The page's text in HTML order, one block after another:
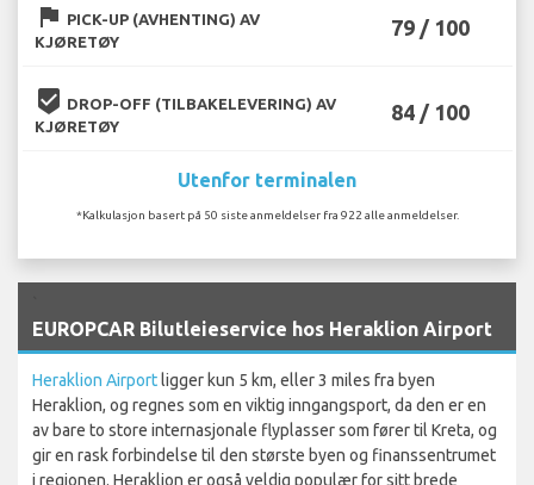
flag PICK-UP (AVHENTING) AV
KJØRETØY
79 / 100
beenhere DROP-OFF (TILBAKELEVERING) AV
KJØRETØY
84 / 100
Utenfor terminalen
*Kalkulasjon basert på 50 siste anmeldelser fra 922 alle anmeldelser.
EUROPCAR Bilutleieservice hos Heraklion Airport
Heraklion Airport ligger kun 5 km, eller 3 miles fra byen
Heraklion, og regnes som en viktig inngangsport, da den er en
av bare to store internasjonale flyplasser som fører til Kreta, og
gir en rask forbindelse til den største byen og finanssentrumet
i regionen. Heraklion er også veldig populær for sitt brede